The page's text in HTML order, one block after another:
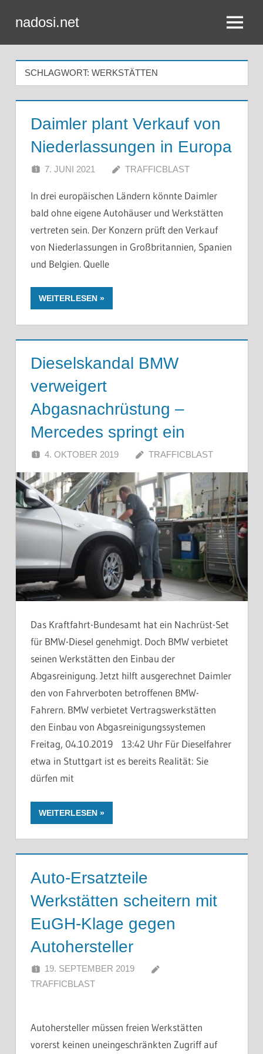
Inhalt
springen
nadosi.net Menü
SCHLAGWORT: WERKSTÄTTEN
Daimler plant Verkauf von
Niederlassungen in Europa
7. JUNI 2021 TRAFFICBLAST
In drei europäischen Ländern könnte Daimler
bald ohne eigene Autohäuser und Werkstätten
vertreten sein. Der Konzern prüft den Verkauf
von Niederlassungen in Großbritannien, Spanien
und Belgien. Quelle
WEITERLESEN
Dieselskandal BMW
verweigert
Abgasnachrüstung –
Mercedes springt ein
4. OKTOBER 2019 TRAFFICBLAST
Das Kraftfahrt-Bundesamt hat ein Nachrüst-Set
für BMW-Diesel genehmigt. Doch BMW verbietet
seinen Werkstätten den Einbau der
Abgasreinigung. Jetzt hilft ausgerechnet Daimler
den von Fahrverboten betroffenen BMW-
Fahrern. BMW verbietet Vertragswerkstätten
den Einbau von Abgasreinigungssystemen
Freitag, 04.10.2019 13:42 Uhr Für Dieselfahrer
etwa in Stuttgart ist es bereits Realität: Sie
dürfen mit
WEITERLESEN
Auto-Ersatzteile
Werkstätten scheitern mit
EuGH-Klage gegen
Autohersteller
19. SEPTEMBER 2019
TRAFFICBLAST
Autohersteller müssen freien Werkstätten
vorerst keinen uneingeschränkten Zugriff auf